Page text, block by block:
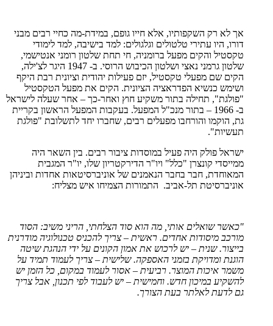
אך לא רק השקפותיו, אלא חייו גופם, במידת-מה כחיי רבים מבני
דורו, היו עתירי טלטולים וגלגולים: למד בישיבה, למד לימודי
טקסטיל והקים מפעל ברומניה, חי תחת שלטון רומני אנטישמי,
שלטון גרמני נאצי ושלטון הכיבוש הרוסי. ב- 1947 היגר לצ'ילה,
הקים שם מפעלי טקסטיל, יזם פעילות יהודית וציונית רבת היקף
ושימש כנשיא הפדראציה הציונית. הקים את מפעל הטקסטיל
"פולגת", תחילה בתור משקיע חוץ ואחר-כך – אחר שעלה לישראל
ב- 1966 – בתור מנכ"ל המפעל. בעקבות המפעל הראשון בקריית
גת, הוקמו והורחבו מפעלים רבים, שחברו יחד לתשלובת "פולגת
תעשיות".
ישראל פולק היה פעיל במוסדות ציבור רבים. בין השאר היה
ממייסדי קונצרן "כלל" ויו"ר הדירקטריון שלו, יו"ר המגבית
המאוחדת, חבר בחבר הנאמנים של אוניברסיטאות אחדות וביניהן
אוניברסיטת תל-אביב. התמורות הצמיחו איש מצליח:
"כאשר שואלים אותי, מה הוא סוד הצלחתי, הריני משיב: הסוד
מורכב מיסודות אחדים. ראשית – צריך להכניס טכנולוגיה מודרנית
בייצור. שנית – יש לרכוש את אמון הקונים על ידי הנהגת שיטה
הוגנת ומדויקת בזמני האספקה. שלישית – צריך לעמוד תמיד על
משמר איכות המוצר. רביעית – אסור לעמוד במקום, כל הזמן יש
להשקיע במיכון חדש. וחמישית – יש לעבוד לפי תכנון, אבל צריך
גם לדעת לאלתר בעת הצורך.